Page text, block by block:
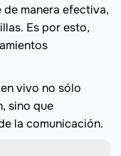
manera efectiva,
Es por esto,
vivo no sólo
sino que
la comunicación.